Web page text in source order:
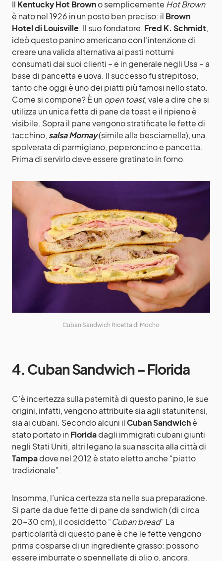
Il Kentucky Hot Browno semplicemente Hot Brown
è nato nel 1926 in un posto ben preciso: il Brown
Hotel di Louisville. Il suo fondatore, Fred K. Schmidt,
ideò questo panino americano con l’intenzione di
creare una valida alternativa ai pasti notturni
consumati dai suoi clienti – e in generale negli Usa – a
base di pancetta e uova. Il successo fu strepitoso,
tanto che oggi è uno dei piatti più famosi nello stato.
Come si compone? È un open toast, vale a dire che si
utilizza un unica fetta di pane da toast e il ripieno è
visibile. Sopra il pane vengono stratificate le fette di
tacchino, salsa Mornay(simile alla besciamella), una
spolverata di parmigiano, peperoncino e pancetta.
Prima di servirlo deve essere gratinato in forno.
Cuban Sandwich Ricetta di Mocho
4. Cuban Sandwich – Florida
C’è incertezza sulla paternità di questo panino, le sue
origini, infatti, vengono attribuite sia agli statunitensi,
sia ai cubani. Secondo alcuni ilCuban Sandwichè
stato portato in Floridadagli immigrati cubani giunti
negli Stati Uniti, altri legano la sua nascita alla città di
Tampadove nel 2012 è stato eletto anche “piatto
tradizionale”.
Insomma, l’unica certezza sta nella sua preparazione.
Si parte da due fette di pane da sandwich (di circa
20-30 cm), il cosiddetto “Cuban bread” La
particolarità di questo pane è che le fette vengono
prima cosparse di un ingrediente grasso: possono
essere imburrate o spennellate di olio o, ancora,